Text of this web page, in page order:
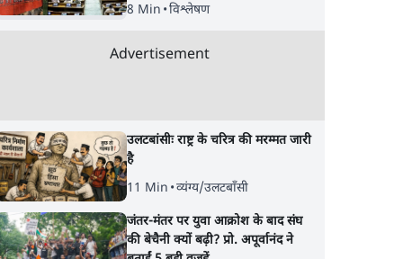
8 Min •विश्लेषण
Advertisement
उलटबांसीः राष्ट्र के चरित्र की मरम्मत जारी
है
11 Min •व्यंग्य/उलटबाँसी
जंतर-मंतर पर युवा आक्रोश के बाद संघ
की बेचैनी क्यों बढ़ी? प्रो. अपूर्वानंद ने